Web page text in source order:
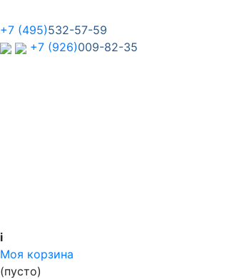
+7 (495)532-57-59
+7 (926)009-82-35
i
Моя корзина
(пусто)